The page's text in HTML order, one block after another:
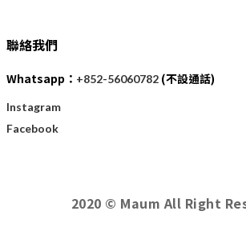
聯絡我們
Whatsapp： +852-56060782 (不設通話)
Instagram
Facebook
2020 © Maum All Right